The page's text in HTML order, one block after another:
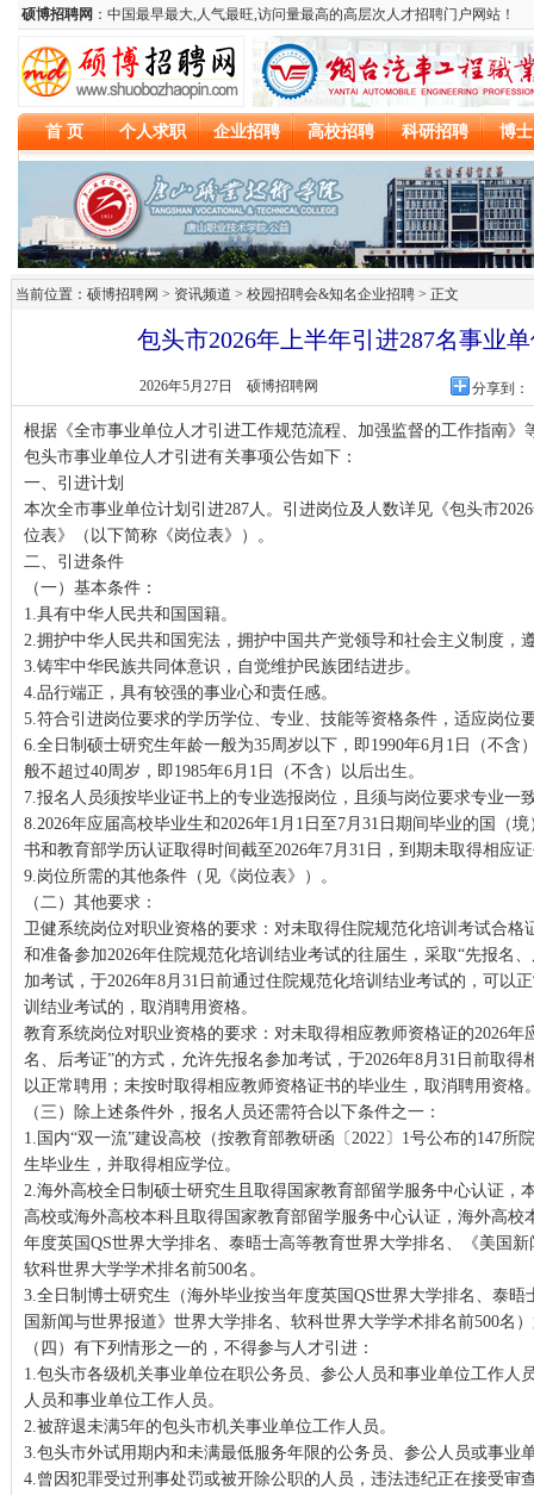
当前位置：硕博招聘网 > 资讯频道 > 校园招聘会&知名企业招聘 > 正文
包头市2026年上半年引进287名事业
2026年5月27日 硕博招聘网 分享到：
根据《全市事业单位人才引进工作规范流程、加强监督的工作指南》
包头市事业单位人才引进有关事项公告如下：
一、引进计划
本次全市事业单位计划引进287人。引进岗位及人数详见《包头市
位表》（以下简称《岗位表》）。
二、引进条件
（一）基本条件：
1.具有中华人民共和国国籍。
2.拥护中华人民共和国宪法，拥护中国共产党领导和社会主义制度，
3.铸牢中华民族共同体意识，自觉维护民族团结进步。
4.品行端正，具有较强的事业心和责任感。
5.符合引进岗位要求的学历学位、专业、技能等资格条件，适应岗位
6.全日制硕士研究生年龄一般为35周岁以下，即1990年6月1日（不含
般不超过40周岁，即1985年6月1日（不含）以后出生。
7.报名人员须按毕业证书上的专业选报岗位，且须与岗位要求专业一
8.2026年应届高校毕业生和2026年1月1日至7月31日期间毕业的国（
书和教育部学历认证取得时间截至2026年7月31日，到期未取得相应
9.岗位所需的其他条件（见《岗位表》）。
（二）其他要求：
卫健系统岗位对职业资格的要求：对未取得住院规范化培训考试合格
和准备参加2026年住院规范化培训结业考试的往届生，采取“先报名
加考试，于2026年8月31日前通过住院规范化培训结业考试的，可以
训结业考试的，取消聘用资格。
教育系统岗位对职业资格的要求：对未取得相应教师资格证的2026年
名、后考证”的方式，允许先报名参加考试，于2026年8月31日前取
以正常聘用；未按时取得相应教师资格证书的毕业生，取消聘用资格
（三）除上述条件外，报名人员还需符合以下条件之一：
1.国内“双一流”建设高校（按教育部教研函〔2022〕1号公布的147所
生毕业生，并取得相应学位。
2.海外高校全日制硕士研究生且取得国家教育部留学服务中心认证，
高校或海外高校本科且取得国家教育部留学服务中心认证，海外高校
年度英国QS世界大学排名、泰晤士高等教育世界大学排名、《美国
软科世界大学学术排名前500名。
3.全日制博士研究生（海外毕业按当年度英国QS世界大学排名、泰
国新闻与世界报道》世界大学排名、软科世界大学学术排名前500名
（四）有下列情形之一的，不得参与人才引进：
1.包头市各级机关事业单位在职公务员、参公人员和事业单位工作人
人员和事业单位工作人员。
2.被辞退未满5年的包头市机关事业单位工作人员。
3.包头市外试用期内和未满最低服务年限的公务员、参公人员或事业
4.曾因犯罪受过刑事处罚或被开除公职的人员，违法违纪正在接受审